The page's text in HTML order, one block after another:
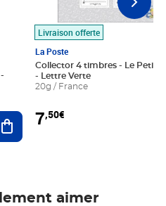
Ajouter au panier
Livraison offerte
La Poste
Collector 4 timbres - Le Petit
- Lettre Verte
20g / France
7,50€
aimer